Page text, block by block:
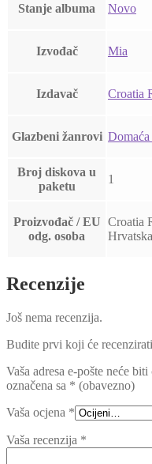
Stanje albuma Novo
Izvođač Mia
Izdavač Croatia
Glazbeni žanrovi
Broj diskova u
paketu
1
Proizvođač / EU
odg. osoba
Croatia
Recenzije
Još nema recenzija.
Budite prvi koji će
Vaša adresa e-pošte neće
označena sa * (obavezno)
Vaša ocjena *
Vaša recenzija *